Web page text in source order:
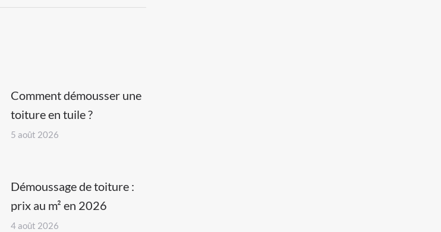
Comment démousser une
toiture en tuile ?
5 août 2026
Démoussage de toiture :
prix au m² en 2026
4 août 2026